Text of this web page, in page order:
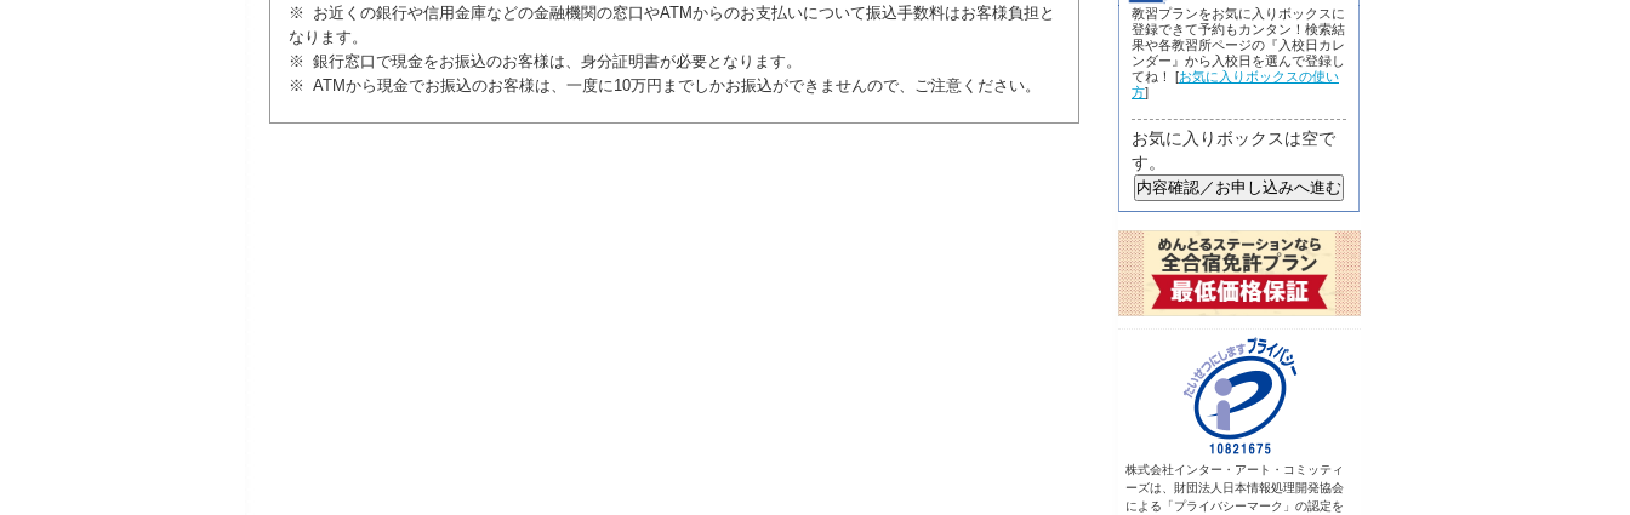
※ お近くの銀行や信用金庫などの金融機関の窓口やATMからのお支払いについて振込手数料はお客様負担と
なります。
※ 銀行窓口で現金をお振込のお客様は、身分証明書が必要となります。
※ ATMから現金でお振込のお客様は、一度に10万円までしかお振込ができませんので、ご注意ください。
教習プランをお気に入りボックスに
登録できて予約もカンタン！検索結
果や各教習所ページの『入校日カレ
ンダー』から入校日を選んで登録し
てね！ [お気に入りボックスの使い
方]
お気に入りボックスは空で
す。
株式会社インター・アート・コミッティ
ーズは、財団法人日本情報処理開発協会
による「プライバシーマーク」の認定を